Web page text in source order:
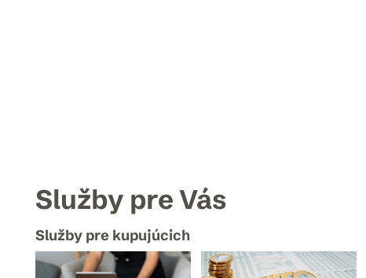
Služby pre Vás
Služby pre kupujúcich